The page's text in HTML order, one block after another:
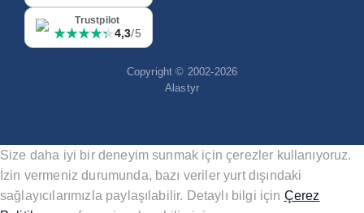
Trustpilot
★★★★★
★★★★★4,3/5
Copyright © 2002-2026
Alastyr
Size daha iyi bir deneyim sunmak için çerezler kullanıyoruz.
İzin vermeniz durumunda, bazı veriler yurt dışındaki
sağlayıcılarımızla paylaşılabilir. Detaylı bilgi için Çerez